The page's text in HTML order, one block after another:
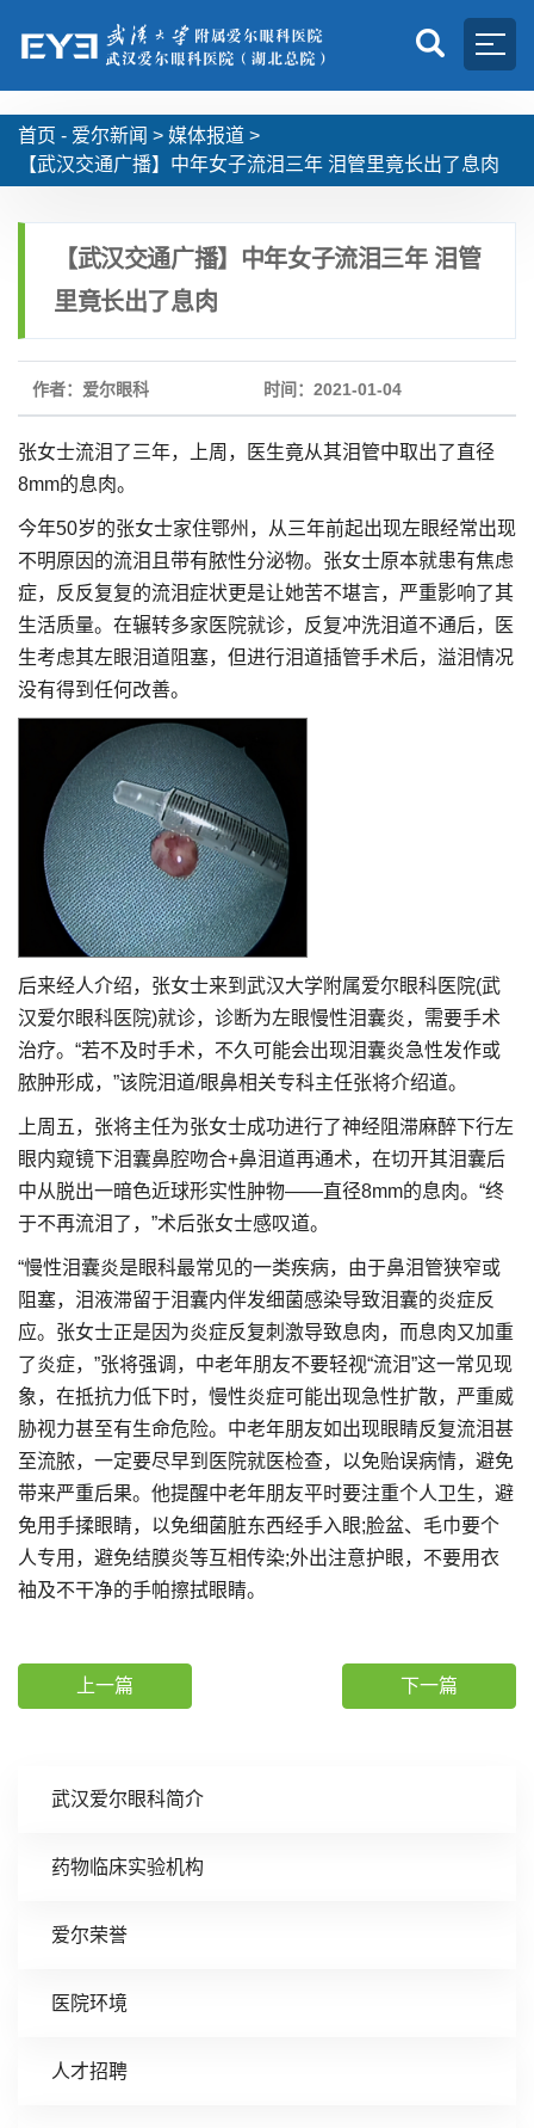
首页 - 爱尔新闻 > 媒体报道 >
【武汉交通广播】中年女子流泪三年 泪管里竟长出了息肉
武汉爱尔眼科简介
药物临床实验机构
爱尔荣誉
医院环境
人才招聘
【武汉交通广播】中年女子流泪三年 泪管
里竟长出了息肉
作者：爱尔眼科 时间：2021-01-04
张女士流泪了三年，上周，医生竟从其泪管中取出了直径
8mm的息肉。
今年50岁的张女士家住鄂州，从三年前起出现左眼经常出现
不明原因的流泪且带有脓性分泌物。张女士原本就患有焦虑
症，反反复复的流泪症状更是让她苦不堪言，严重影响了其
生活质量。在辗转多家医院就诊，反复冲洗泪道不通后，医
生考虑其左眼泪道阻塞，但进行泪道插管手术后，溢泪情况
没有得到任何改善。
后来经人介绍，张女士来到武汉大学附属爱尔眼科医院(武
汉爱尔眼科医院)就诊，诊断为左眼慢性泪囊炎，需要手术
治疗。“若不及时手术，不久可能会出现泪囊炎急性发作或
脓肿形成，”该院泪道/眼鼻相关专科主任张将介绍道。
上周五，张将主任为张女士成功进行了神经阻滞麻醉下行左
眼内窥镜下泪囊鼻腔吻合+鼻泪道再通术，在切开其泪囊后
中从脱出一暗色近球形实性肿物——直径8mm的息肉。“终
于不再流泪了，”术后张女士感叹道。
“慢性泪囊炎是眼科最常见的一类疾病，由于鼻泪管狭窄或
阻塞，泪液滞留于泪囊内伴发细菌感染导致泪囊的炎症反
应。张女士正是因为炎症反复刺激导致息肉，而息肉又加重
了炎症，”张将强调，中老年朋友不要轻视“流泪”这一常见现
象，在抵抗力低下时，慢性炎症可能出现急性扩散，严重威
胁视力甚至有生命危险。中老年朋友如出现眼睛反复流泪甚
至流脓，一定要尽早到医院就医检查，以免贻误病情，避免
带来严重后果。他提醒中老年朋友平时要注重个人卫生，避
免用手揉眼睛，以免细菌脏东西经手入眼;脸盆、毛巾要个
人专用，避免结膜炎等互相传染;外出注意护眼，不要用衣
袖及不干净的手帕擦拭眼睛。
上一篇 下一篇